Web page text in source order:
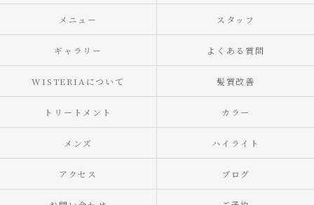
メニュー スタッフ
ギャラリー よくある質問
WISTERIAについて 髪質改善
トリートメント カラー
メンズ ハイライト
アクセス ブログ